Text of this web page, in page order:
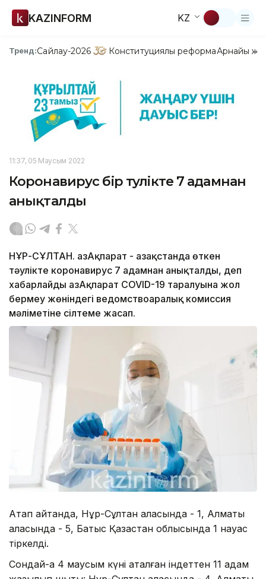
KAZINFORM KZ
Тренд:Сайлау-2026 Конституциялық реформаАрнайы
11:37, 05 Маусым 2022
Коронавирус бір тәулікте 7 адамнан
анықталды
НҰР-СҰЛТАН. ҚазАқпарат - Қазақстанда өткен
тәулікте коронавирус 7 адамнан анықталды, деп
хабарлайды ҚазАқпарат COVID-19 таралуына жол
бермеу жөніндегі ведомствоаралық комиссия
мәліметіне сілтеме жасап.
Атап айтқанда, Нұр-Сұлтан қаласында - 1, Алматы
қаласында - 5, Батыс Қазақстан облысында 1 науқас
тіркелді.
Сондай-ақ 4 маусым күні аталған індеттен 11 адам